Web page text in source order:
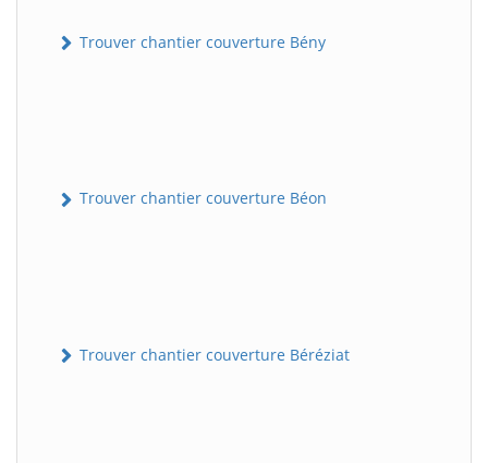
Trouver chantier couverture Bény
Trouver chantier couverture Béon
Trouver chantier couverture Béréziat